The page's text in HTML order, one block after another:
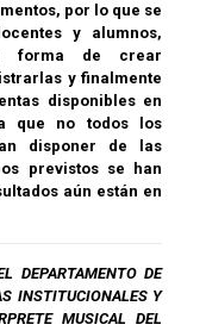
por lo que se
y alumnos,
forma de crear
y finalmente
disponibles en
que no todos los
disponer de las
previstos se han
aún están en
DEPARTAMENTO DE
INSTITUCIONALES Y
MUSICAL DEL